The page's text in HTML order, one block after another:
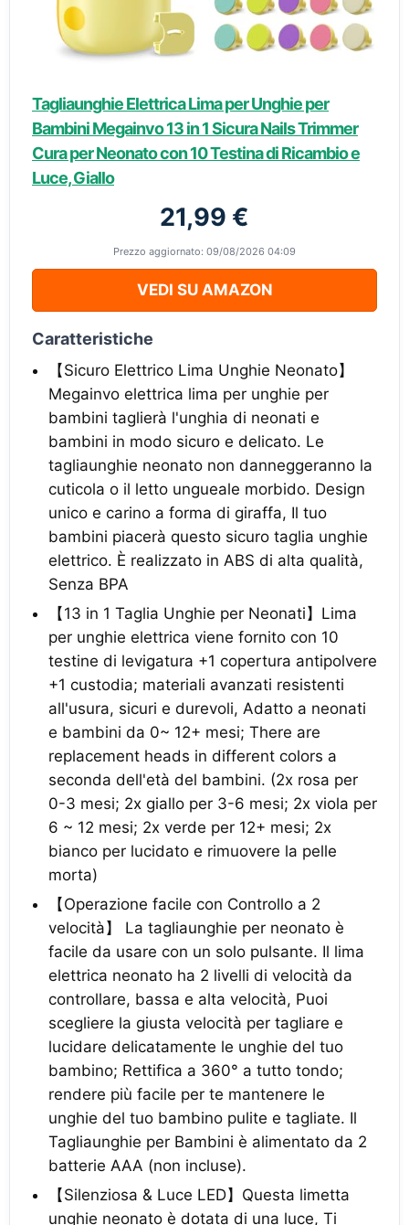
Tagliaunghie Elettrica Lima per Unghie per
Bambini Megainvo 13 in 1 Sicura Nails Trimmer
Cura per Neonato con 10 Testina di Ricambio e
Luce, Giallo
21,99 €
Prezzo aggiornato: 09/08/2026 04:09
VEDI SU AMAZON
Caratteristiche
【Sicuro Elettrico Lima Unghie Neonato】
Megainvo elettrica lima per unghie per
bambini taglierà l'unghia di neonati e
bambini in modo sicuro e delicato. Le
tagliaunghie neonato non danneggeranno la
cuticola o il letto ungueale morbido. Design
unico e carino a forma di giraffa, Il tuo
bambini piacerà questo sicuro taglia unghie
elettrico. È realizzato in ABS di alta qualità,
Senza BPA
【13 in 1 Taglia Unghie per Neonati】Lima
per unghie elettrica viene fornito con 10
testine di levigatura +1 copertura antipolvere
+1 custodia; materiali avanzati resistenti
all'usura, sicuri e durevoli, Adatto a neonati
e bambini da 0~ 12+ mesi; There are
replacement heads in different colors a
seconda dell'età del bambini. (2x rosa per
0-3 mesi; 2x giallo per 3-6 mesi; 2x viola per
6 ~ 12 mesi; 2x verde per 12+ mesi; 2x
bianco per lucidato e rimuovere la pelle
morta)
【Operazione facile con Controllo a 2
velocità】 La tagliaunghie per neonato è
facile da usare con un solo pulsante. Il lima
elettrica neonato ha 2 livelli di velocità da
controllare, bassa e alta velocità, Puoi
scegliere la giusta velocità per tagliare e
lucidare delicatamente le unghie del tuo
bambino; Rettifica a 360° a tutto tondo;
rendere più facile per te mantenere le
unghie del tuo bambino pulite e tagliate. Il
Tagliaunghie per Bambini è alimentato da 2
batterie AAA (non incluse).
【Silenziosa & Luce LED】Questa limetta
unghie neonato è dotata di una luce, Ti